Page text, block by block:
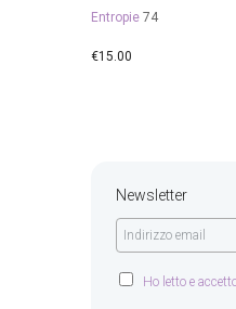
Entropie 74
€15.00
Newsletter
Ho letto e